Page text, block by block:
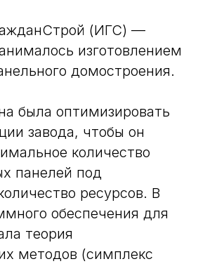
(ИГС) —
изготовлением
домостроения.
была оптимизировать
завода, чтобы он
количество
панелей под
ресурсов. В
обеспечения для
теория
методов (симплекс